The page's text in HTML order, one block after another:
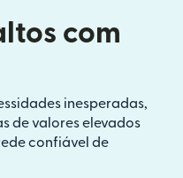
com
inesperadas,
de valores elevados
confiável de